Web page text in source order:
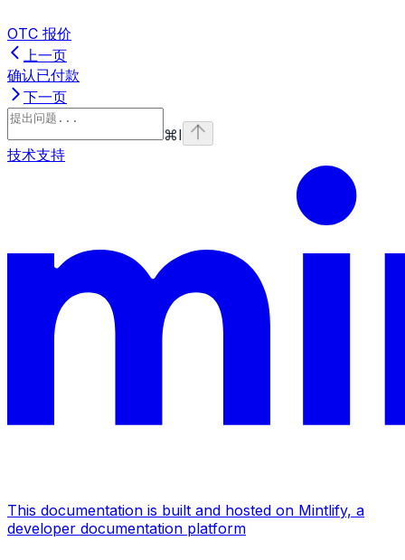
OTC 报价
上一页
确认已付款
下一页
⌘I
技术支持
This documentation is built and hosted on Mintlify, a
developer documentation platform